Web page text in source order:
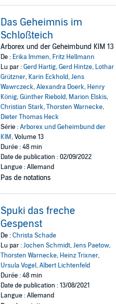
Das Geheimnis im
Schloßteich
Arborex und der Geheimbund KIM 13
De : Erika Immen, Fritz Hellmann
Lu par :Gerd Hartig,Gerd Hintze, Lothar
Grützner, Karin Eckhold,Jens
Wawrczeck,Alexandra Doerk, Henry
König,Günther Riebold, Marion Elskis,
Christian Stark,Thorsten Warnecke,
Dieter Thomas Heck
Série :Arborex und Geheimbund der
KIM, Volume 13
Durée : 48 min
Date de publication : 02/09/2022
Langue : Allemand
Pas de notations
Spuki das freche
Gespenst
De :Christa Schade
Lu par :Jochen Schmidt,Jens Paetow,
Thorsten Warnecke, Heinz Trixner,
Ursula Vogel,Albert Lichtenfeld
Durée : 48 min
Date de publication : 13/08/2021
Langue : Allemand